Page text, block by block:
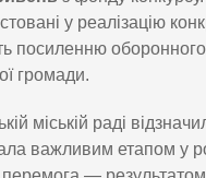
у реалізацію
посиленню
громади.
міській раді
важливим етапом у